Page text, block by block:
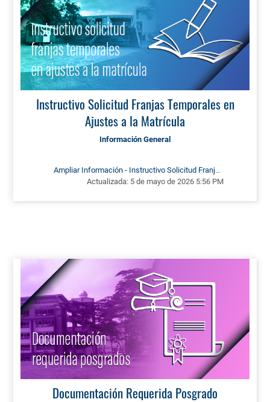
Instructivo Solicitud Franjas Temporales en
Ajustes a la Matrícula
Información General
Ampliar Información - Instructivo Solicitud Franjas
Temporales en Ajustes a la Matrícula
Actualizada: 5 de mayo de 2026 5:56 PM
Documentación Requerida Posgrado